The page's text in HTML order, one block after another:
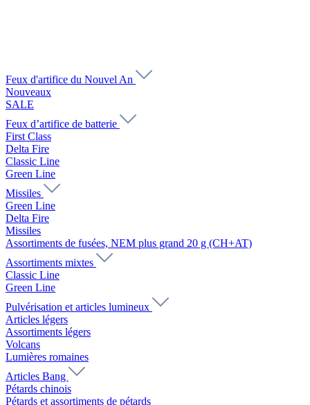
Feux d'artifice du Nouvel An
Nouveaux
SALE
Feux d’artifice de batterie
First Class
Delta Fire
Classic Line
Green Line
Missiles
Green Line
Delta Fire
Missiles
Assortiments de fusées, NEM plus grand 20 g (CH+AT)
Assortiments mixtes
Classic Line
Green Line
Pulvérisation et articles lumineux
Articles légers
Assortiments légers
Volcans
Lumières romaines
Articles Bang
Pétards chinois
Pétards et assortiments de pétards